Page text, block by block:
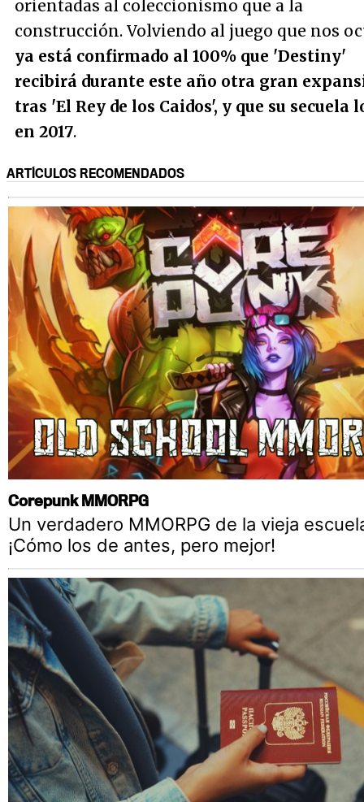
orientadas al coleccionismo que a la
construcción. Volviendo al juego que nos
ya está confirmado al 100% que 'Destiny'
recibirá durante este año otra gran
tras 'El Rey de los Caidos', y que su secuela
en 2017.
ARTÍCULOS RECOMENDADOS
Corepunk MMORPG
Un verdadero MMORPG de la vieja
¡Cómo los de antes, pero mejor!